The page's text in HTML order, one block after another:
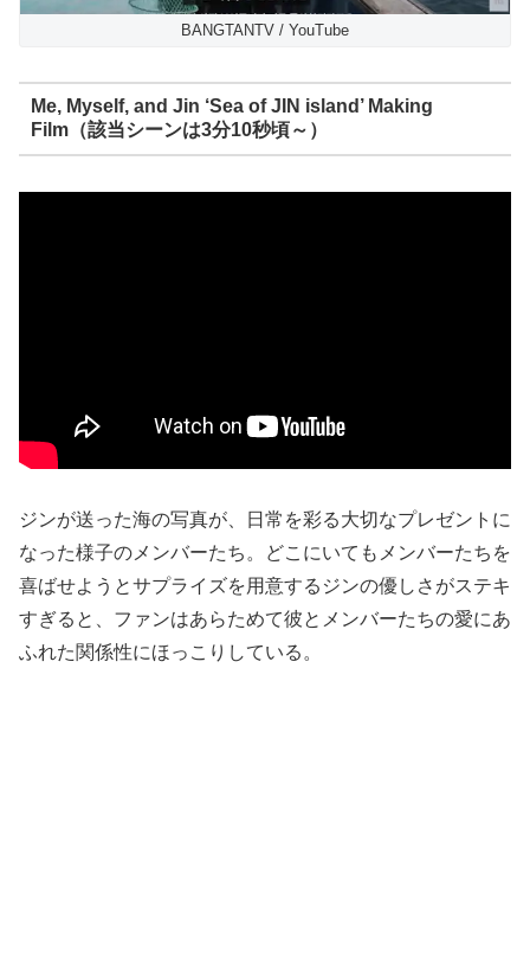
BANGTANTV / YouTube
Me, Myself, and Jin ‘Sea of JIN island’ Making
Film（該当シーンは3分10秒頃～）
ジンが送った海の写真が、日常を彩る大切なプレゼントに
なった様子のメンバーたち。どこにいてもメンバーたちを
喜ばせようとサプライズを用意するジンの優しさがステキ
すぎると、ファンはあらためて彼とメンバーたちの愛にあ
ふれた関係性にほっこりしている。